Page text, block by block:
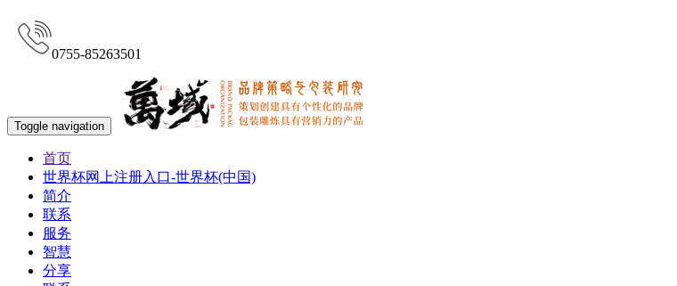
0755-85263501
Toggle navigation
首页
世界杯网上注册入口-世界杯(中国)
简介
联系
服务
智慧
分享